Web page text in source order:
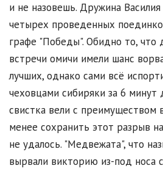
и не назовешь. Дружина
четырех проведенных
графе "Победы". Обидно то, что
встречи омичи имели шанс
лучших, однако сами всё
чеховцами сибиряки за 6 минут
свистка вели с преимуществом
менее сохранить этот разрыв
не удалось. "Медвежата", что
вырвали викторию из-под носа